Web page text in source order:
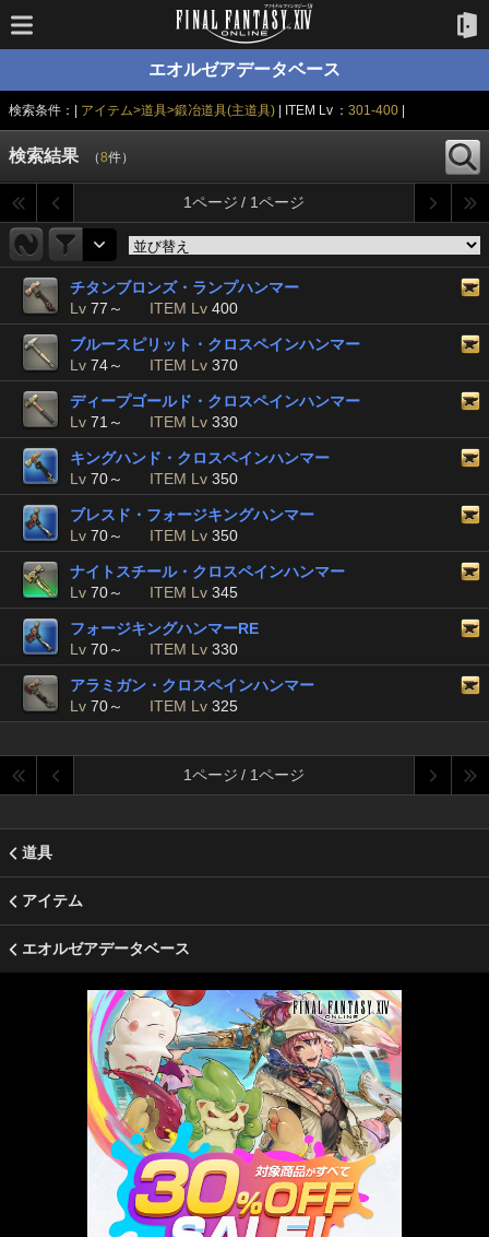
エオルゼアデータベース
検索条件：| アイテム>道具>鍛冶道具(主道具) | ITEM Lv ：301-400
検索結果 （8件）
1ページ / 1ページ
チタンブロンズ・ランプハンマー
Lv 77～ ITEM Lv 400
ブルースピリット・クロスペインハンマー
Lv 74～ ITEM Lv 370
ディープゴールド・クロスペインハンマー
Lv 71～ ITEM Lv 330
キングハンド・クロスペインハンマー
Lv 70～ ITEM Lv 350
ブレスド・フォージキングハンマー
Lv 70～ ITEM Lv 350
ナイトスチール・クロスペインハンマー
Lv 70～ ITEM Lv 345
フォージキングハンマーRE
Lv 70～ ITEM Lv 330
アラミガン・クロスペインハンマー
Lv 70～ ITEM Lv 325
1ページ / 1ページ
道具
アイテム
エオルゼアデータベース